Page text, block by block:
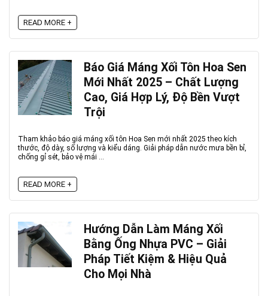
READ MORE +
Báo Giá Máng Xối Tôn Hoa Sen
Mới Nhất 2025 – Chất Lượng
Cao, Giá Hợp Lý, Độ Bền Vượt
Trội
Tham khảo báo giá máng xối tôn Hoa Sen mới nhất 2025 theo kích
thước, độ dày, số lượng và kiểu dáng. Giải pháp dẫn nước mưa bền bỉ,
chống gỉ sét, bảo vệ mái ...
READ MORE +
Hướng Dẫn Làm Máng Xối
Bằng Ống Nhựa PVC – Giải
Pháp Tiết Kiệm & Hiệu Quả
Cho Mọi Nhà